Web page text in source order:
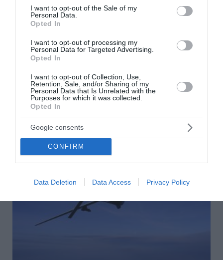
consent section.
I want to opt-out of the Sale of my
Personal Data.
Opted In
I want to opt-out of processing my
Personal Data for Targeted Advertising.
Opted In
I want to opt-out of Collection, Use,
Retention, Sale, and/or Sharing of my
Personal Data that Is Unrelated with the
Purposes for which it was collected.
Opted In
Google consents
CONFIRM
Data Deletion Data Access Privacy Policy
Νέες ρωσικές επιθέσεις στην Ουκρανία:
περιφέρεια του Κιέβου
τραυματίστηκαν από νέες ρωσικές επιθέσεις με
πυραύλους και drones στην περιφέρεια του Κιέβου.
Εκτεταμένες καταστροφές σε κατοικίες και υπο...
05 Αυγούστου 2026